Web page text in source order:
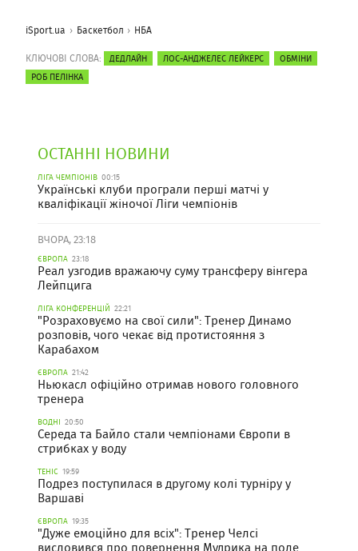
iSport.ua Баскетбол НБА
КЛЮЧОВІ СЛОВА: ДЕДЛАЙН ЛОС-АНДЖЕЛЕС ЛЕЙКЕРС
ОБМІНИ
РОБ ПЕЛІНКА
ОСТАННІ НОВИНИ
ЛІГА ЧЕМПІОНІВ 00:15
Українські клуби програли перші матчі у
кваліфікації жіночої Ліги чемпіонів
ВЧОРА, 23:18
ЄВРОПА 23:18
Реал узгодив вражаючу суму трансферу вінгера
Лейпцига
ЛІГА КОНФЕРЕНЦІЙ 22:21
"Розраховуємо на свої сили": Тренер Динамо
розповів, чого чекає від протистояння з
Карабахом
ЄВРОПА 21:42
Ньюкасл офіційно отримав нового головного
тренера
ВОДНІ 20:50
Середа та Байло стали чемпіонами Європи в
стрибках у воду
ТЕНІС 19:59
Подрез поступилася в другому колі турніру у
Варшаві
ЄВРОПА 19:35
"Дуже емоційно для всіх": Тренер Челсі